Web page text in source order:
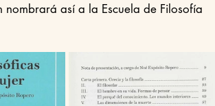
así a la Escuela de Filosofía